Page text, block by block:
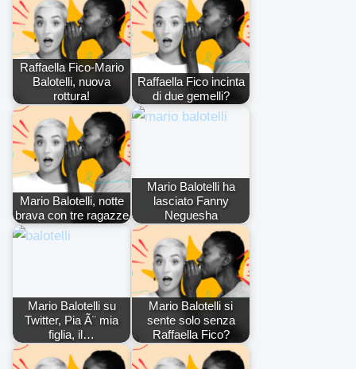
Raffaella Fico-Mario
Balotelli, nuova
rottura!
Raffaella Fico incinta
di due gemelli?
Mario Balotelli, notte
brava con tre ragazze
Mario Balotelli ha
lasciato Fanny
Neguesha
Mario Balotelli su
Twitter, Pia Ã¨ mia
figlia, il…
Mario Balotelli si
sente solo senza
Raffaella Fico?